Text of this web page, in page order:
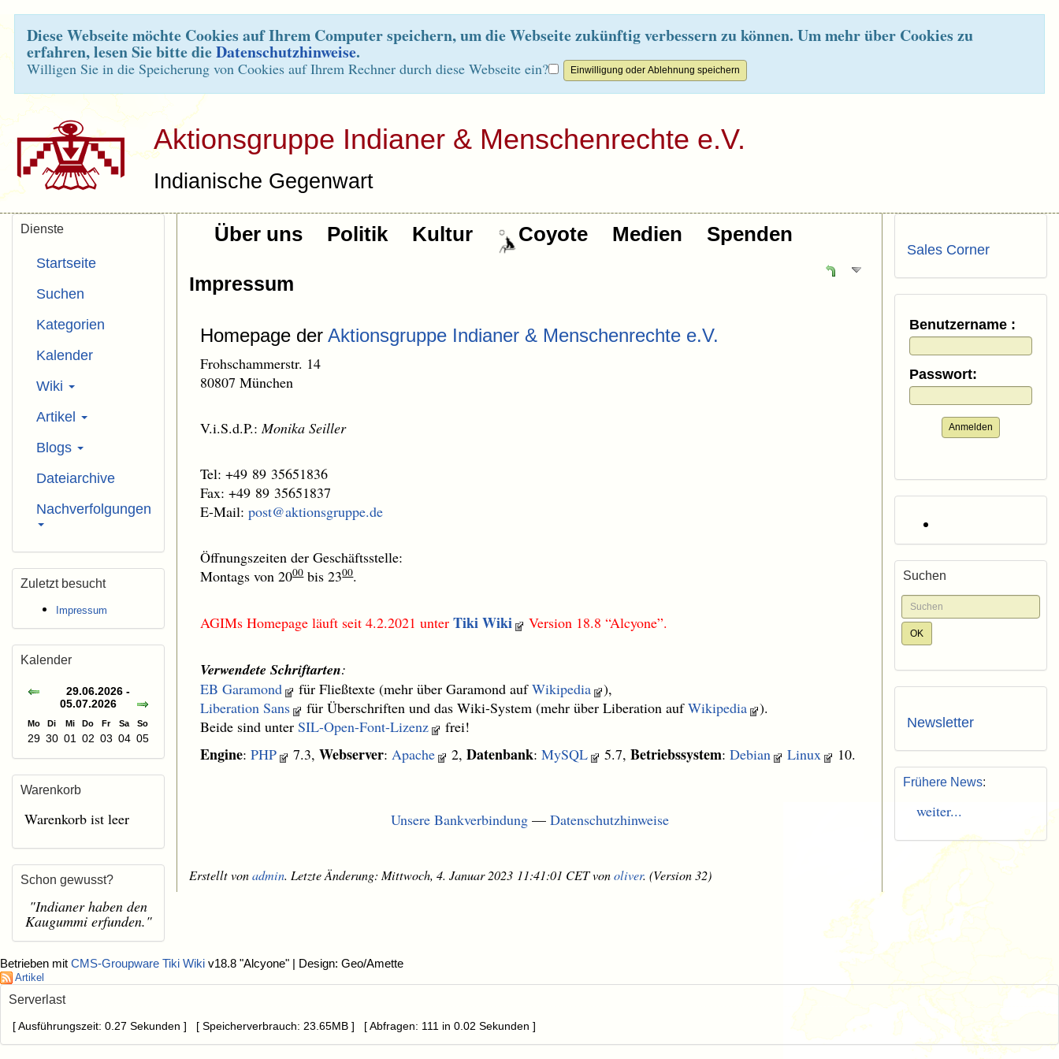
Diese Webseite möchte Cookies auf Ihrem Computer speichern, um die Webseite zukünftig verbessern zu können. Um mehr über Cookies zu
erfahren, lesen Sie bitte dieDatenschutzhinweise.
Willigen Sie in die Speicherung von Cookies auf Ihrem Rechner durch diese Webseite ein?
Aktionsgruppe Indianer & Menschenrechte e.V.
Indianische Gegenwart
Über uns Politik Kultur Coyote Medien Spenden
Impressum
Homepage derAktionsgruppe Indianer & Menschenrechte e.V.
Frohschammerstr. 14
80807 München
V.i.S.d.P.:Monika Seiller
Tel: +49 89 35651836
Fax: +49 89 35651837
E-Mail:post@aktionsgruppe.de
Öffnungszeiten der Geschäftsstelle:
Montags von 2000bis 2300.
AGIMs Homepage läuft seit 4.2.2021 unterTiki Wiki Version 18.8 “Alcyone”.
Verwendete Schriftarten:
EB Garamond
für Fließtexte (mehr über Garamond aufWikipedia
),
Liberation Sans
für Überschriften und das Wiki-System (mehr über Liberation aufWikipedia
).
Beide sind unterSIL-Open-Font-Lizenz frei!
Engine:PHP 7.3,Webserver:Apache 2,Datenbank:MySQL 5.7,Betriebssystem:Debian Linux 10.
Unsere Bankverbindung— Datenschutzhinweise
Erstellt vonadmin. Letzte Änderung: Mittwoch, 4. Januar 2023 11:41:01 CET vonoliver. (Version 32)
Dienste
Startseite
Suchen
Kategorien
Kalender
Wiki
Artikel
Blogs
Dateiarchive
Nachverfolgungen
Zuletzt besucht
Impressum
Kalender
29.06.2026 -
05.07.2026
Mo Di Mi Do Fr Sa So
29 30 01 02 03 04 05
Warenkorb
Warenkorb ist leer
Schon gewusst?
"Indianer haben den
Kaugummi erfunden."
Sales Corner
Benutzername :
Passwort:
Anmelden
Suchen
Newsletter
Frühere News:
weiter...
Betrieben mit CMS-Groupware Tiki Wiki v18.8 "Alcyone" | Design: Geo/Amette
Artikel
Serverlast
[ Ausführungszeit: 0.27 Sekunden ] [ Speicherverbrauch: 23.65MB ] [ Abfragen: 111 in 0.02 Sekunden ]